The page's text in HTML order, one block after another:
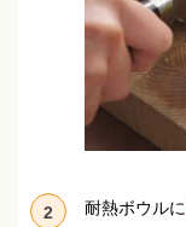
2 耐熱ボウルに